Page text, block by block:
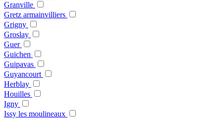
Granville
Gretz armainvilliers
Grigny
Groslay
Guer
Guichen
Guipavas
Guyancourt
Herblay
Houilles
Igny
Issy les moulineaux